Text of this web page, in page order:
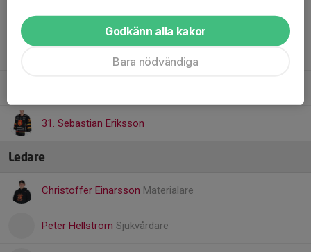
27. Kasper Hagberg
31. Sebastian Eriksson
Ledare
Christoffer Einarsson Materialare
Peter Hellström Sjukvårdare
Godkänn alla kakor
Bara nödvändiga